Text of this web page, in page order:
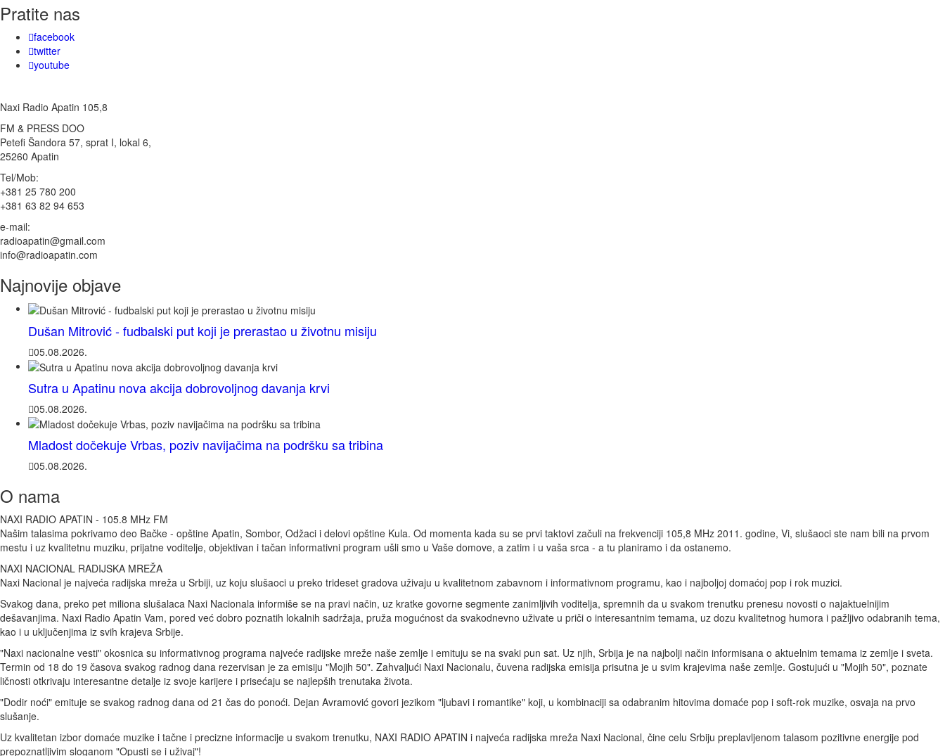
Pratite nas
facebook
twitter
youtube
Naxi Radio Apatin 105,8
FM & PRESS DOO
Petefi Šandora 57, sprat I, lokal 6,
25260 Apatin
Tel/Mob:
+381 25 780 200
+381 63 82 94 653
e-mail:
radioapatin@gmail.com
info@radioapatin.com
Najnovije objave
Dušan Mitrović - fudbalski put koji je prerastao u životnu misiju
05.08.2026.
Sutra u Apatinu nova akcija dobrovoljnog davanja krvi
05.08.2026.
Mladost dočekuje Vrbas, poziv navijačima na podršku sa tribina
05.08.2026.
O nama
NAXI RADIO APATIN - 105.8 MHz FM
Našim talasima pokrivamo deo Bačke - opštine Apatin, Sombor, Odžaci i delovi opštine Kula. Od momenta kada su se prvi taktovi začuli na frekvenciji 105,8 MHz 2011. godine, Vi, slušaoci ste nam bili na prvom
mestu i uz kvalitetnu muziku, prijatne voditelje, objektivan i tačan informativni program ušli smo u Vaše domove, a zatim i u vaša srca - a tu planiramo i da ostanemo.
NAXI NACIONAL RADIJSKA MREŽA
Naxi Nacional je najveća radijska mreža u Srbiji, uz koju slušaoci u preko trideset gradova uživaju u kvalitetnom zabavnom i informativnom programu, kao i najboljoj domaćoj pop i rok muzici.
Svakog dana, preko pet miliona slušalaca Naxi Nacionala informiše se na pravi način, uz kratke govorne segmente zanimljivih voditelja, spremnih da u svakom trenutku prenesu novosti o najaktuelnijim
dešavanjima. Naxi Radio Apatin Vam, pored već dobro poznatih lokalnih sadržaja, pruža mogućnost da svakodnevno uživate u priči o interesantnim temama, uz dozu kvalitetnog humora i pažljivo odabranih tema,
kao i u uključenjima iz svih krajeva Srbije.
"Naxi nacionalne vesti" okosnica su informativnog programa najveće radijske mreže naše zemlje i emituju se na svaki pun sat. Uz njih, Srbija je na najbolji način informisana o aktuelnim temama iz zemlje i sveta.
Termin od 18 do 19 časova svakog radnog dana rezervisan je za emisiju "Mojih 50". Zahvaljući Naxi Nacionalu, čuvena radijska emisija prisutna je u svim krajevima naše zemlje. Gostujući u "Mojih 50", poznate
ličnosti otkrivaju interesantne detalje iz svoje karijere i prisećaju se najlepših trenutaka života.
"Dodir noći" emituje se svakog radnog dana od 21 čas do ponoći. Dejan Avramović govori jezikom "ljubavi i romantike" koji, u kombinaciji sa odabranim hitovima domaće pop i soft-rok muzike, osvaja na prvo
slušanje.
Uz kvalitetan izbor domaće muzike i tačne i precizne informacije u svakom trenutku, NAXI RADIO APATIN i najveća radijska mreža Naxi Nacional, čine celu Srbiju preplavljenom talasom pozitivne energije pod
prepoznatljivim sloganom "Opusti se i uživaj"!